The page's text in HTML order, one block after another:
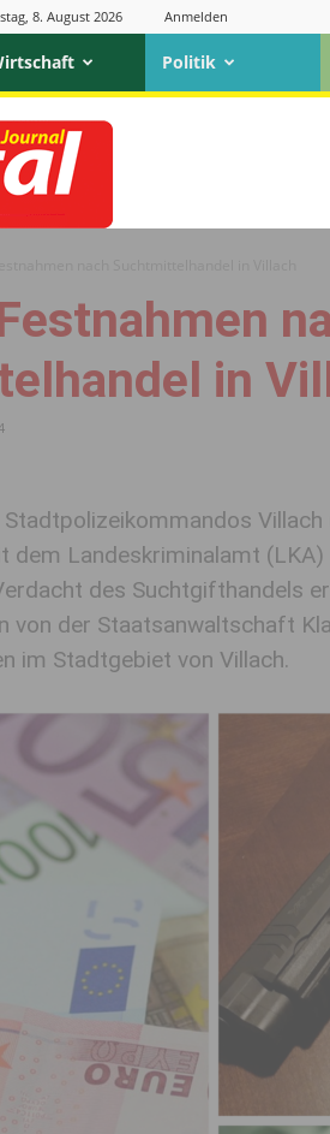
8. August 2026 Anmelden
Politik
in
Villach
dem Landeskriminalamt
des Suchtgifthandels
von der Staatsanwaltschaft
im Stadtgebiet von Villach.